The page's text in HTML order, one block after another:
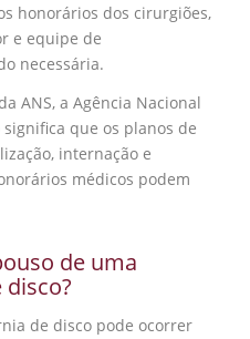
honorários dos cirurgiões,
e equipe de
necessária.
ANS, a Agência Nacional
que os planos de
internação e
médicos podem
de uma
de disco pode ocorrer